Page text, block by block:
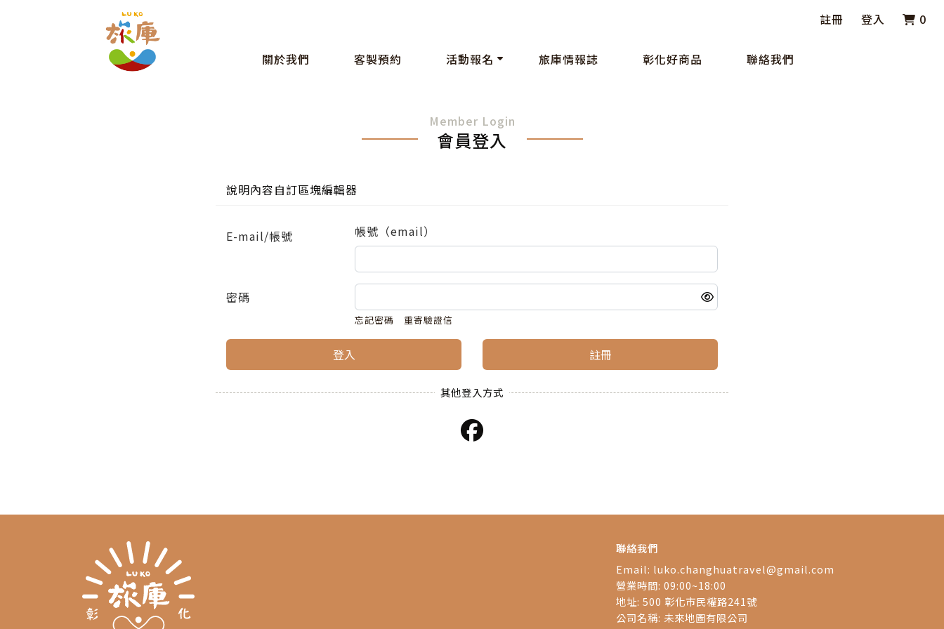
註冊 登入 0
關於我們 客製預約 活動報名 旅庫情報誌 彰化好商品 聯絡我們
Member Login
會員登入
說明內容自訂區塊編輯器
E-mail/帳號 帳號（email）
密碼
忘記密碼 重寄驗證信
登入 註冊
聯絡我們
Email: luko.changhuatravel@gmail.com
營業時間: 09:00~18:00
地址: 500 彰化市民權路241號
公司名稱: 未來地圖有限公司